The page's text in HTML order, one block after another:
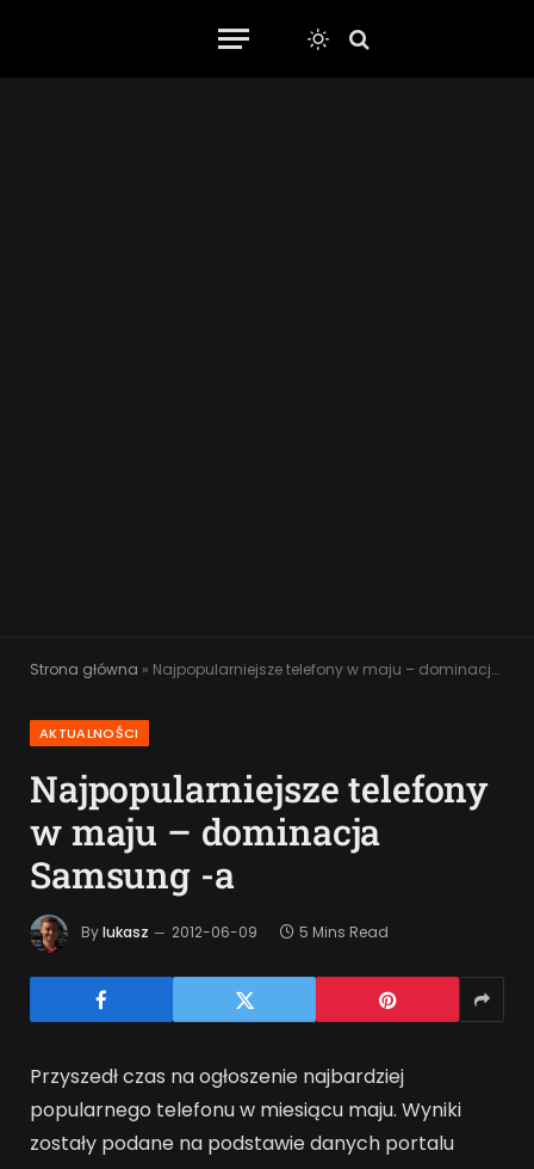
Strona główna » Najpopularniejsze telefony w maju – dominacja Samsung -a
AKTUALNOŚCI
Najpopularniejsze telefony
w maju – dominacja
Samsung -a
Bylukasz 2012-06-09 5 Mins Read
Przyszedł czas na ogłoszenie najbardziej
popularnego telefonu w miesiącu maju. Wyniki
zostały podane na podstawie danych portalu